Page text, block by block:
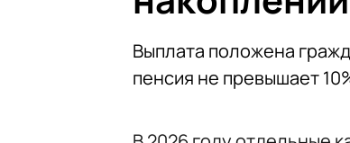
Выплата положена
пенсия не превышает